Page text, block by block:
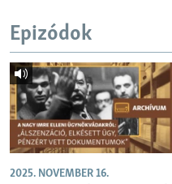
Epizódok
2025. NOVEMBER 16.